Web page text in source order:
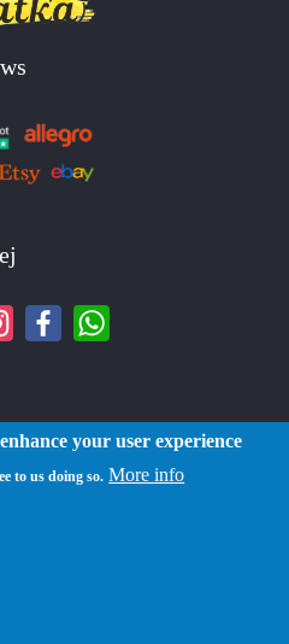
osobných údajov
your user experience
to us doing so. More info